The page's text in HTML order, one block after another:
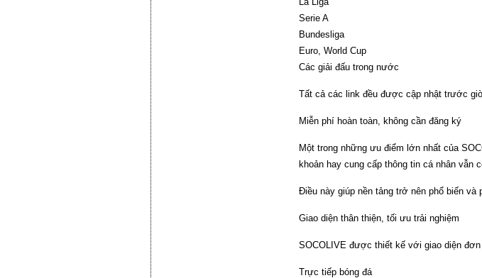
Serie A
Bundesliga
Euro, World Cup
Các giải đấu trong nước
Tất cả các link đều được cập nhật trước
Miễn phí hoàn toàn, không cần đăng ký
Một trong những ưu điểm lớn nhất của
khoản hay cung cấp thông tin cá nhân vẫn
Điều này giúp nền tảng trở nên phổ biến
Giao diện thân thiện, tối ưu trải nghiệm
SOCOLIVE được thiết kế với giao diện
Trực tiếp bóng đá